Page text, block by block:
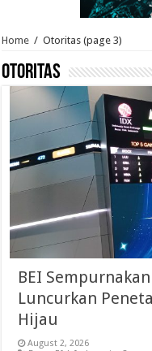
Home / Otoritas (page 3)
Otoritas
BEI
Luncurkan
Hijau
August 2, 2026